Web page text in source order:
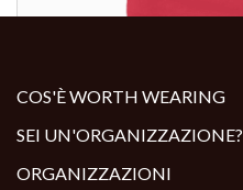
COS'È WORTH WEARING
SEI UN'ORGANIZZAZIONE?
ORGANIZZAZIONI